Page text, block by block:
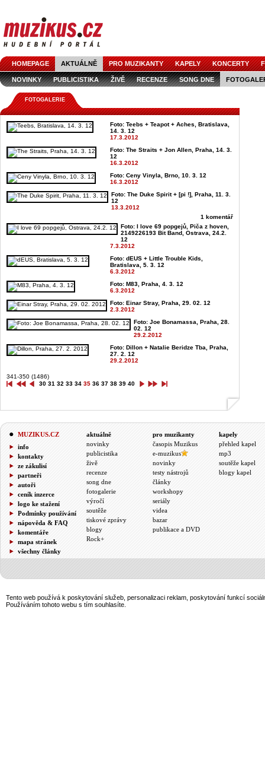
HOMEPAGE AKTUÁLNĚ PRO MUZIKANTY KAPELY KONCERTY
NOVINKY PUBLICISTIKA ŽIVĚ RECENZE SONG DNE
FOTOGALERIE
Foto: Teebs + Teapot + Aches, Bratislava,
14. 3. 12
17.3.2012
Foto: The Straits + Jon Allen, Praha, 14. 3.
12
16.3.2012
Foto: Ceny Vinyla, Brno, 10. 3. 12
16.3.2012
Foto: The Duke Spirit + [pi !], Praha, 11. 3.
12
13.3.2012
1 komentář
Foto: I love 69 popgejů, Piča z hoven,
2149226193 Bit Band, Ostrava, 24.2.
12
7.3.2012
Foto: dEUS + Little Trouble Kids,
Bratislava, 5. 3. 12
6.3.2012
Foto: M83, Praha, 4. 3. 12
6.3.2012
Foto: Einar Stray, Praha, 29. 02. 12
2.3.2012
Foto: Joe Bonamassa, Praha, 28.
02. 12
29.2.2012
Foto: Dillon + Natalie Beridze Tba, Praha,
27. 2. 12
29.2.2012
341-350 (1486)
30 31 32 33 34 35 36 37 38 39 40
MUZIKUS.CZ
info
kontakty
ze zákulisí
partneři
autoři
ceník inzerce
logo ke stažení
Podmínky používání
nápověda & FAQ
komentáře
mapa stránek
všechny články
aktuálně
novinky
publicistika
živě
recenze
song dne
fotogalerie
výročí
soutěže
tiskové zprávy
blogy
Rock+
pro muzikanty
časopis Muzikus
e-muzikus
novinky
testy nástrojů
články
workshopy
seriály
videa
bazar
publikace a DVD
kapely
přehled kapel
mp3
soutěže kapel
blogy kapel
Tento web používá k poskytování služeb, personalizaci reklam, poskytování funkcí
Používáním tohoto webu s tím souhlasíte.